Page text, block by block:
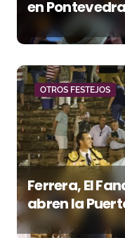
en
y una Puerta
OTROS FESTEJOS
Ferrera, El
abren la
una tarde